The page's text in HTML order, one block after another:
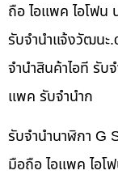
ถือ ไอแพค ไอโฟน
รับจํานําแจ้งวัฒนะ
จำนำสินค้าไอที รับ
แพค รับจำนำก
รับจำนำนาฬิกา G
มือถือ ไอแพค ไอโ